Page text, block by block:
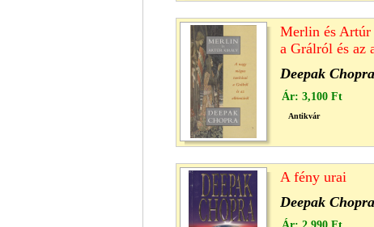
Merlin és Artúr
a Grálról és az
Deepak Chopra
Ár: 3,100 Ft
Antikvár
A fény urai
Deepak Chopra